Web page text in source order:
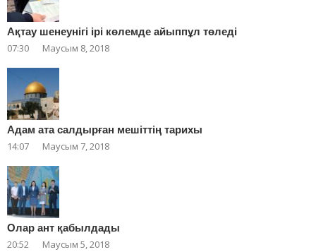
Ақтау шенеунігі ірі көлемде айыппұл төледі
07:30 Маусым 8, 2018
Адам ата салдырған мешіттің тарихы
14:07 Маусым 7, 2018
Олар ант қабылдады
20:52 Маусым 5, 2018